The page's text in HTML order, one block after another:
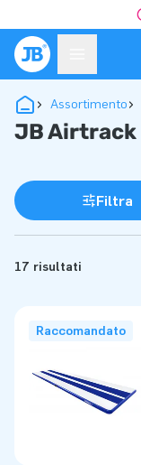
Assortimento
JB Airtrack
Filtra
17 risultati
Raccomandato